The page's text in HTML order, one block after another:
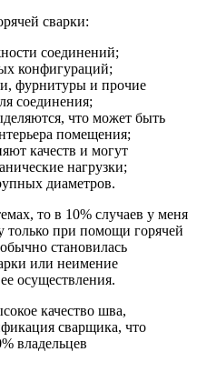
сварки:
соединений;
конфигураций;
фурнитуры и прочие
соединения;
что может быть
помещения;
качеств и могут
нагрузки;
диаметров.
то в 10% случаев у меня
только при помощи горячей
становилась
или неимение
осуществления.
качество шва,
сварщика, что
владельцев